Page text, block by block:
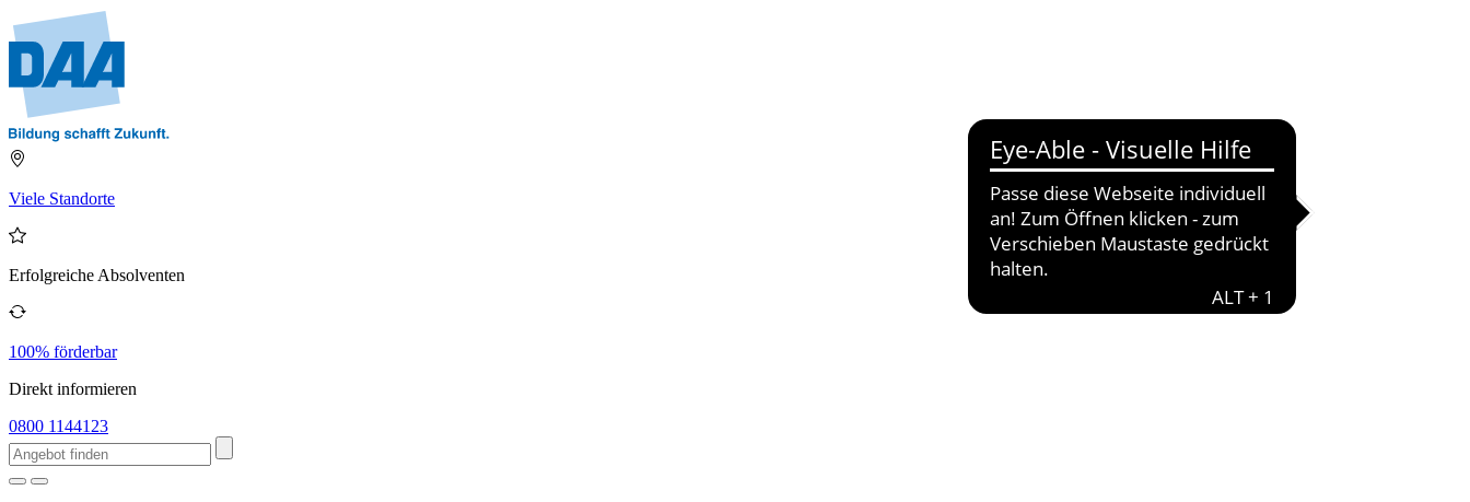
Viele Standorte
Erfolgreiche Absolventen
100% förderbar
Direkt informieren
0800 1144123